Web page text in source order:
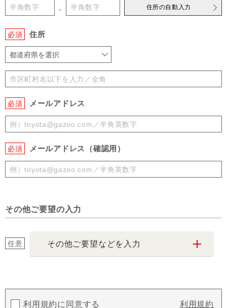
- 住所の自動入力
必須 住所
都道府県を選択
必須 メールアドレス
必須 メールアドレス（確認用）
その他ご要望の入力
任意 その他ご要望などを入力
利用規約に同意する 利用規約